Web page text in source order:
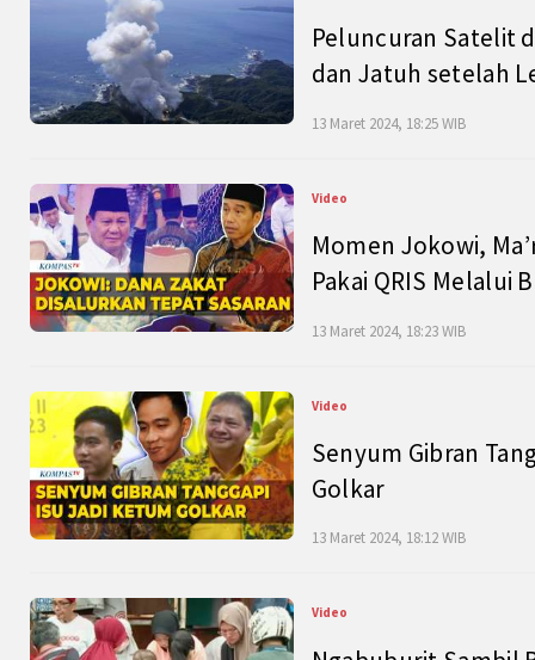
Peluncuran Satelit
dan Jatuh setelah
13 Maret 2024, 18:25 WIB
Video
Momen Jokowi,
Pakai QRIS Melalui
13 Maret 2024, 18:23 WIB
Video
Senyum Gibran
Golkar
13 Maret 2024, 18:12 WIB
Video